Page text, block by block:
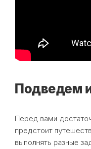
Подведем
Перед вами
предстоит
выполнять разные